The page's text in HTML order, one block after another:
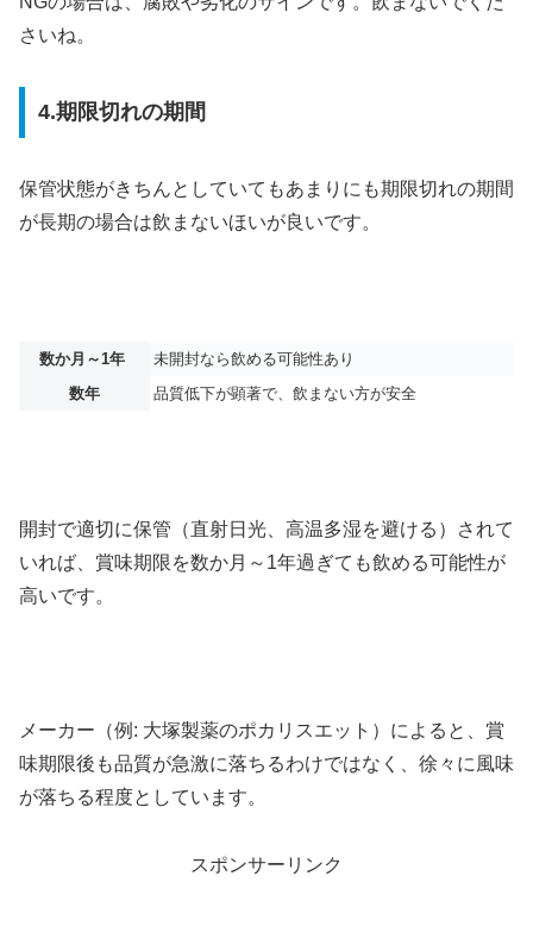
さいね。
4.期限切れの期間
保管状態がきちんとしていてもあまりにも期限切れの期間
が長期の場合は飲まないほいが良いです。
数か月～1年
未開封なら飲める可能性あり
数年
品質低下が顕著で、飲まない方が安全
開封で適切に保管（直射日光、高温多湿を避ける）されて
いれば、賞味期限を数か月～1年過ぎても飲める可能性が
高いです。
メーカー（例: 大塚製薬のポカリスエット）によると、賞
味期限後も品質が急激に落ちるわけではなく、徐々に風味
が落ちる程度としています。
スポンサーリンク